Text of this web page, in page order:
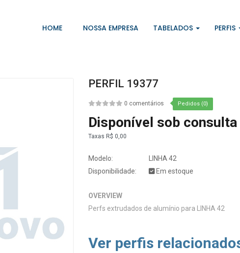
HOME NOSSA EMPRESA TABELADOS PERFIS
PERFIL 19377
0 comentários Pedidos (0)
Disponível sob consulta
Taxas R$ 0,00
Modelo:
LINHA 42
Disponibilidade:
Em estoque
OVERVIEW
Perfs extrudados de alumínio para LINHA 42
Ver perfis